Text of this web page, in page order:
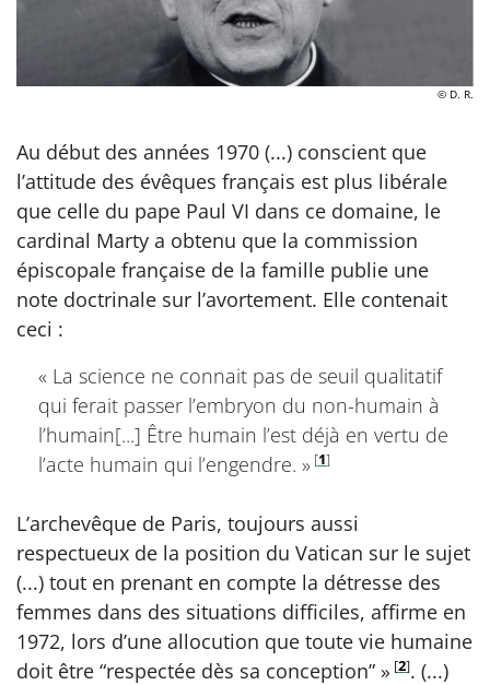
© D. R.
Au début des années 1970 (...) conscient que
l’attitude des évêques français est plus libérale
que celle du pape Paul VI dans ce domaine, le
cardinal Marty a obtenu que la commission
épiscopale française de la famille publie une
note doctrinale sur l’avortement. Elle contenait
ceci :
« La science ne connait pas de seuil qualitatif
qui ferait passer l’embryon du non-humain à
l’humain[...] Être humain l’est déjà en vertu de
l’acte humain qui l’engendre. » [1]
L’archevêque de Paris, toujours aussi
respectueux de la position du Vatican sur le sujet
(...) tout en prenant en compte la détresse des
femmes dans des situations difficiles, affirme en
1972, lors d’une allocution que toute vie humaine
doit être “respectée dès sa conception” » [2]. (...)